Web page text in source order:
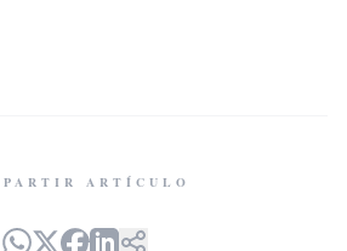
ARTÍCULO